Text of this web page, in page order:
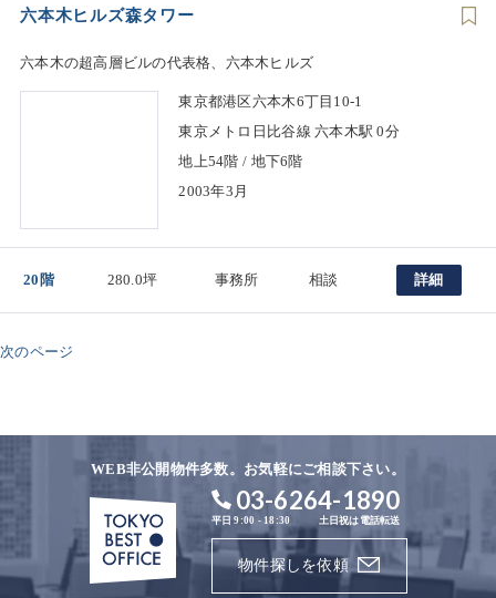
六本木ヒルズ森タワー
六本木の超高層ビルの代表格、六本木ヒルズ
東京都港区六本木6丁目10-1
東京メトロ日比谷線 六本木駅 0分
地上54階 / 地下6階
2003年3月
20階 280.0坪 事務所 相談 詳細
次のページ
WEB非公開物件多数。お気軽にご相談下さい。
03-6264-1890
平日 9:00 - 18:30 土日祝は電話転送
物件探しを依頼